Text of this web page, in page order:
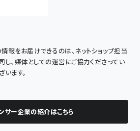
報をお届けできるのは、ネットショップ担当
、媒体としての運営にご協力くださってい
ます。
サー企業の紹介はこちら